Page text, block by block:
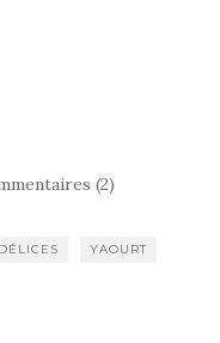
(2)
YAOURT